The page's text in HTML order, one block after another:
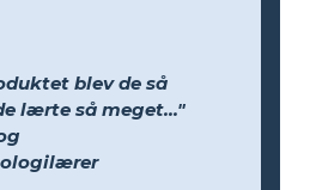
blev de så
lærte så meget..."